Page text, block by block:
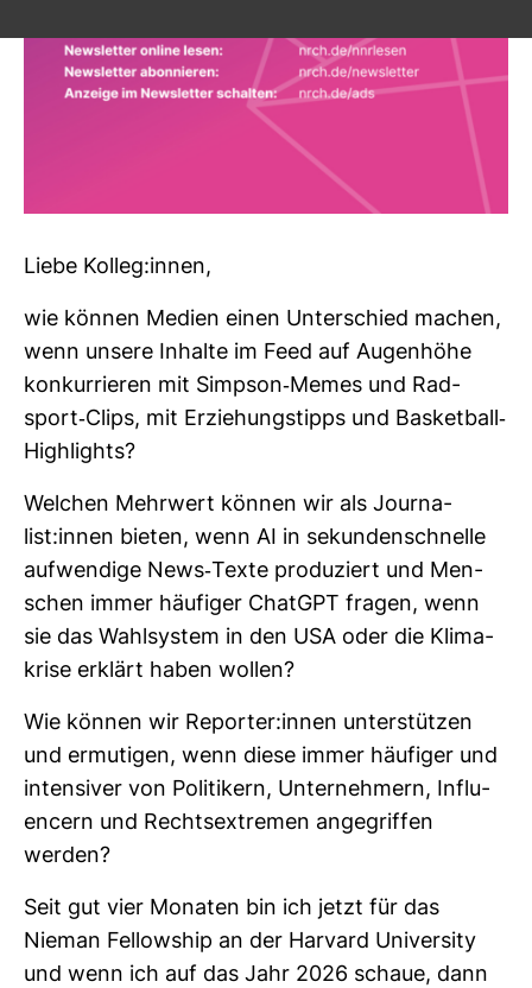
Liebe Kolleg:innen,
wie können Medien einen Unter­schied machen,
wenn unsere Inhalte im Feed auf Augen­höhe
kon­kur­rieren mit Simpson-​Memes und Rad­
sport-​Clips, mit Erzie­hungs­tipps und Bas­ket­ball-​
High­lights?
Wel­chen Mehr­wert können wir als Jour­na­
list:innen bieten, wenn AI in sekun­den­schnelle
auf­wen­dige News-​Texte pro­du­ziert und Men­
schen immer häu­figer ChatGPT fragen, wenn
sie das Wahl­system in den USA oder die Kli­ma­
krise erklärt haben wollen?
Wie können wir Reporter:innen unter­stützen
und ermu­tigen, wenn diese immer häu­figer und
inten­siver von Poli­ti­kern, Unter­neh­mern, Influ­
en­cern und Rechts­ex­tremen ange­griffen
werden?
Seit gut vier Monaten bin ich jetzt für das
Nieman Fel­low­ship an der Har­vard Uni­ver­sity
und wenn ich auf das Jahr 2026 schaue, dann